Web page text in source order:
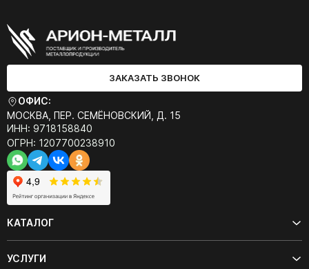
ЗАКАЗАТЬ ЗВОНОК
ОФИС:
МОСКВА, ПЕР. СЕМЁНОВСКИЙ, Д. 15
ИНН: 9718158840
ОГРН: 1207700238910
КАТАЛОГ
УСЛУГИ